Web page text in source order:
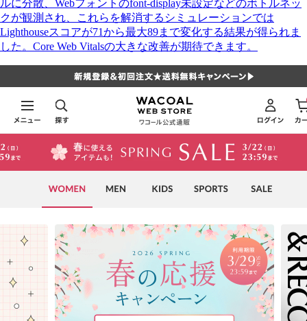
ルに分散、Webフォントのfont-display未設定などのボトルネッ
クが観測され、これらを解消するシミュレーションでは
Lighthouseスコアが71から最大89まで変化する結果が得られま
した。Core Web Vitalsの大きな改善が期待できます。